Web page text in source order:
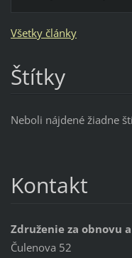
Všetky články
Štítky
Neboli nájdené žiadne
Kontakt
Združenie za obnovu
Čulenova 52